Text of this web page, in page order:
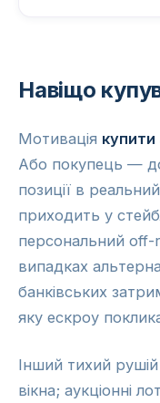
Навіщо
Мотивація купити
Або покупець —
позиції в
приходить у
персональний off-
випадках
банківських
яку ескроу
Інший тихий
вікна; аукціонні